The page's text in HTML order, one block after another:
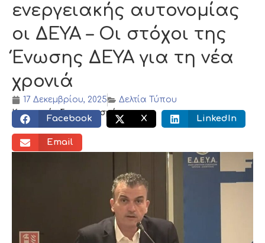
ενεργειακής αυτονομίας
οι ΔΕΥΑ – Οι στόχοι της
Ένωσης ΔΕΥΑ για τη νέα
χρονιά
17 Δεκεμβρίου, 2025
Δελτία Τύπου
Κοινωνικός διαμοιρασμός:
Facebook X LinkedIn
Email